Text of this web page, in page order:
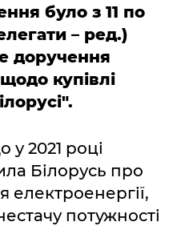
було з 11 по
– ред.)
доручення
купівлі
у 2021 році
Білорусь про
електроенергії,
потужності